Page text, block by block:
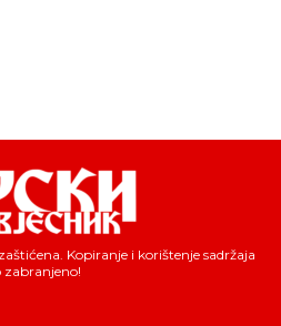
Kopiranje i korištenje sadržaja
zabranjeno!